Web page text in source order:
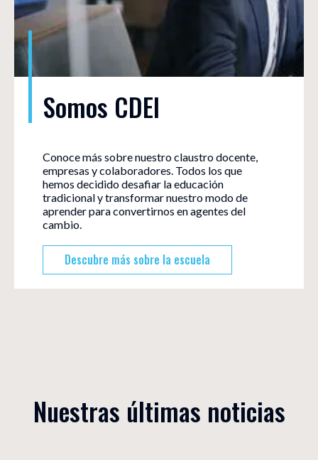
Somos CDEI
Conoce más sobre nuestro claustro docente,
empresas y colaboradores. Todos los que
hemos decidido desafiar la educación
tradicional y transformar nuestro modo de
aprender para convertirnos en agentes del
cambio.
Descubre más sobre la escuela
Nuestras últimas noticias